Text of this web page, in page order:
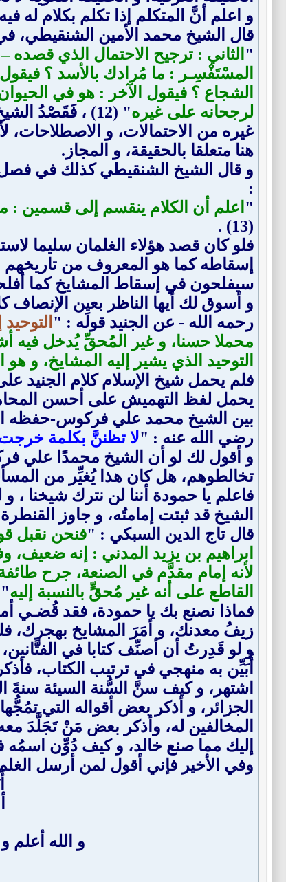
و اعلم أنَّ المتكلم إذا تكلم بكلام
قال الشيخ محمد الأمين الشنقيطي،
" الثاني : ترجيح الاحتمال الذي
المسْتَفْسِـر : ما مُرادك بالأسد ؟
الشجاع ؟ فيقول الآخر : هو في
لرجحانه على غيره
" (12) ، فَقَصْدُ
غيره من الاحتمالات، و
هنا متعلقا بالحقيقة، و المجاز.
و قال الشيخ الشنقيطي كذلك في فصل
:
" اعلم أن الكلام ينقسم إلى قسمين :
(13) .
فلو كان قصد هؤلاء الغلمان سليما
إسقاطه كما هو المعروف من تاريخهم
سيفلحون في إسقاط المشايخ كما
و أسوق لك أيها الناظر بعين الإنصاف
رحمه الله - عن الجنيد قولَه : "
محملا حسنا، و غير المُحقِّ يُدخل فيه
التوحيد الذي يشير إليه المشايخ، و
فلم يحمل شيخ الإسلام كلام الجنيد
يحمل لفظ التهميش على أحسن
بين الشيخ محمد علي فركوس-حفظه
رضي الله عنه : "لا تظننَّ بكلمة
و أقول لك لو أن الشيخ محمدًا علي
تخالطوهم، هل كان هذا يُغيِّر من
فاعلم يا حمودة أننا لن نترك شيخنا
الشيخ قد ثبتت إمامتُه، و جاوز
قال تاج الدين السبكي : "فنحن نقبل
ابراهيم بن يزيد المدني : إنه
لأنه إمام مقدَّم في الصنعة، جرح
القاطع على أنه غير مُحقٍّ بالنسبة إليه.
فماذا نصنع بك يا حمودة، فقد قُضـي
زيفُ معدنك، و أمَرَ المشايخ بهجرك،
و لو قَدِرتُ أن أصنِّف كتابا في
أُبَيِّن به منهجي في ترتيب الكتاب،
اشتهر، و كيف سنَّ السُّنة السيئة سنةَ
الجزائر، و أذكر بعض أقواله التي
المخالفين له، وأذكر بعض مَنْ تَجَلَّدَ
إليك مما صنع خالد، و كيف دُوِّن
وفي الأخير فإني أقول لمن أرسل
و الله